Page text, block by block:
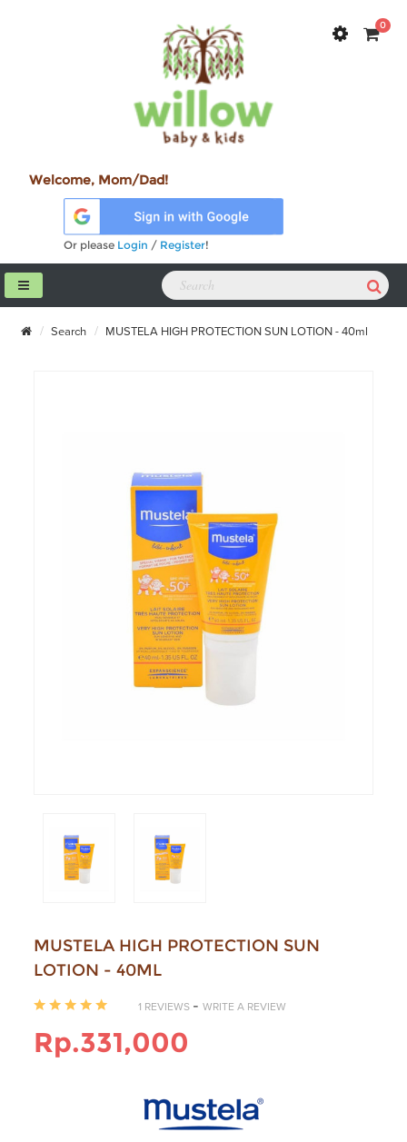
0
Welcome, Mom/Dad!
Or please Login / Register!
Search MUSTELA HIGH PROTECTION SUN LOTION - 40ml
MUSTELA HIGH PROTECTION SUN
LOTION - 40ML
1 REVIEWS - WRITE A REVIEW
Rp.331,000